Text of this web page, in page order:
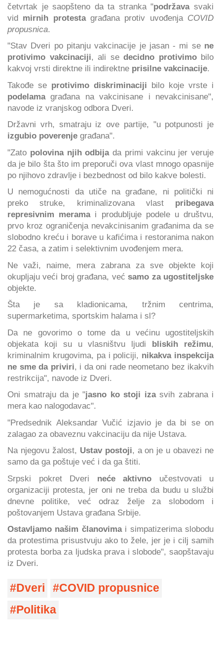
četvrtak je saopšteno da ta stranka "podržavasvaki
vid mirnih protestagrađana protiv uvođenja COVID
propusnica.
"Stav Dveri po pitanju vakcinacije je jasan - mi se ne
protivimo vakcinaciji, ali se decidno protivimo bilo
kakvoj vrsti direktne ili indirektne prisilne vakcinacije.
Takođe se protivimo diskriminaciji bilo koje vrste i
podelamagrađana na vakcinisane i nevakcinisane",
navode iz vranjskog odbora Dveri.
Državni vrh, smatraju iz ove partije, "u potpunosti je
izgubio poverenje građana".
"Zato polovina njih odbijada primi vakcinu jer veruje
da je bilo šta što im preporuči ova vlast mnogo opasnije
po njihovo zdravlje i bezbednost od bilo kakve bolesti.
U nemogućnosti da utiče na građane, ni politički ni
preko struke, kriminalizovana vlast pribegava
represivnim meramai produbljuje podele u društvu,
prvo kroz ograničenja nevakcinisanim građanima da se
slobodno kreću i borave u kafićima i restoranima nakon
22 časa, a zatim i selektivnim uvođenjem mera.
Ne važi, naime, mera zabrana za sve objekte koji
okupljaju veći broj građana, većsamo za ugostiteljske
objekte.
Šta je sa kladionicama, tržnim centrima,
supermarketima, sportskim halama i sl?
Da ne govorimo o tome da u većinu ugostiteljskih
objekata koji su u vlasništvu ljudi bliskih režimu,
kriminalnim krugovima, pa i policiji, nikakva inspekcija
ne sme da priviri, i da oni rade neometano bez ikakvih
restrikcija", navode iz Dveri.
Oni smatraju da je "jasno ko stoji izasvih zabrana i
mera kao nalogodavac".
"Predsednik Aleksandar Vučić izjavio je da bi se on
zalagao za obaveznu vakcinaciju da nije Ustava.
Na njegovu žalost, Ustav postoji, a on je u obavezi ne
samo da ga poštuje već i da ga štiti.
Srpski pokret Dveri neće aktivno učestvovati u
organizaciji protesta, jer oni ne treba da budu u službi
dnevne politike, već odraz želje za slobodom i
poštovanjem Ustava građana Srbije.
Ostavljamo našim članovimai simpatizerima slobodu
da protestima prisustvuju ako to žele, jer je i cilj samih
protesta borba za ljudska prava i slobode", saopštavaju
iz Dveri.
Dveri
COVID propusnice
Politika